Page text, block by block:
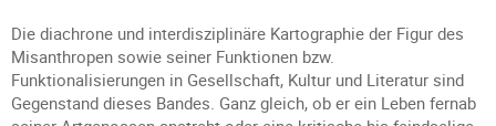
Die diachrone und interdisziplinäre Kartographie der Figur des
Misanthropen sowie seiner Funktionen bzw.
Funktionalisierungen in Gesellschaft, Kultur und Literatur sind
Gegenstand dieses Bandes. Ganz gleich, ob er ein Leben fernab